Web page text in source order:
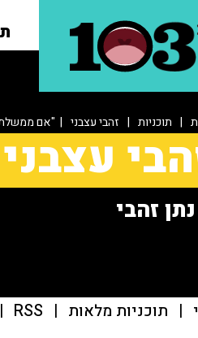
| תוכניות | זהבי עצבני | "אם ממשלת
עצבני
זהבי
| תוכניות מלאות |
RSS
|